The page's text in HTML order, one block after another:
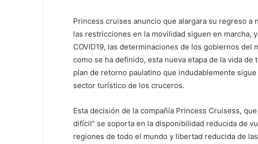
Princess cruises anuncio que alargara su regreso a
las restricciones en la movilidad siguen en marcha,
COVID19, las determinaciones de los gobiernos del
como se ha definido, esta nueva etapa de la vida de
plan de retorno paulatino que indudablemente
sector turístico de los cruceros.
Esta decisión de la compañía Princess Cruisess,
difícil” se soporta en la disponibilidad reducida de
regiones de todo el mundo y libertad reducida de